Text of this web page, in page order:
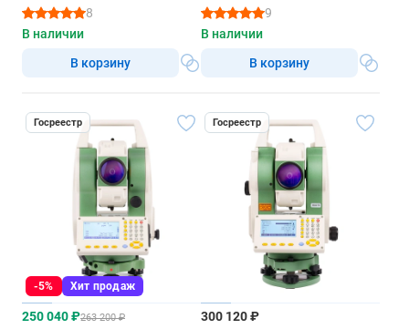
8
В наличии
В корзину
9
В наличии
В корзину
Госреестр
-5% Хит продаж
250 040 ₽263 200 ₽
Госреестр
300 120 ₽